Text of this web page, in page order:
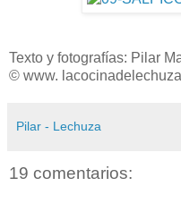
Texto y fotografías: Pilar
© www.
Pilar - Lechuza
19 comentarios: